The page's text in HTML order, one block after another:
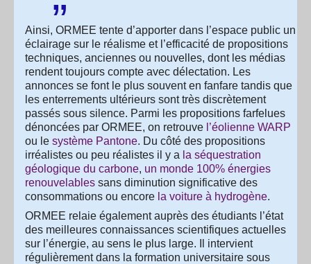
Ainsi, ORMEE tente d’apporter dans l’espace public un
éclairage sur le réalisme et l’efficacité de propositions
techniques, anciennes ou nouvelles, dont les médias
rendent toujours compte avec délectation. Les
annonces se font le plus souvent en fanfare tandis que
les enterrements ultérieurs sont très discrètement
passés sous silence. Parmi les propositions farfelues
dénoncées par ORMEE, on retrouve l’éolienne WARP
ou le système Pantone. Du côté des propositions
irréalistes ou peu réalistes il y a la séquestration
géologique du carbone, un monde 100% énergies
renouvelables sans diminution significative des
consommations ou encore la voiture à hydrogène.
ORMEE relaie également auprès des étudiants l’état
des meilleures connaissances scientifiques actuelles
sur l’énergie, au sens le plus large. Il intervient
régulièrement dans la formation universitaire sous